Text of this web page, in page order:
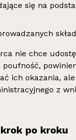
się na
nie chce
ich okazania,
z
po kroku